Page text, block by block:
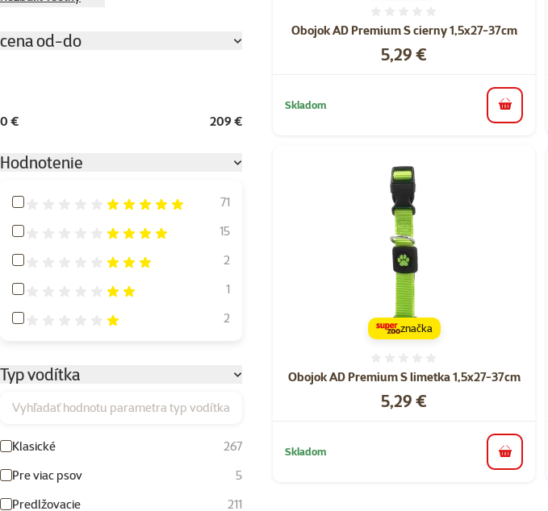
cena od-do
0 € 209 €
Hodnotenie
Hodnotenie 100%
71
Hodnotenie 80%
15
Hodnotenie 60%
2
Hodnotenie 40%
1
Hodnotenie 20%
2
Typ vodítka
Vyhľadať hodnotu parametra typ vodítka
Klasické
267
Pre viac psov
5
Predlžovacie
211
Obojok AD Premium S cierny 1,5x27-37cm
Cena
5,29 €
Skladom do košíka
Obojok AD Premium S limetka 1,5x27-37cm
Cena
5,29 €
značka
Skladom do košíka